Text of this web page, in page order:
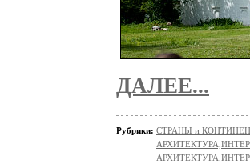
ДАЛЕЕ...
Рубрики: СТРАНЫ и